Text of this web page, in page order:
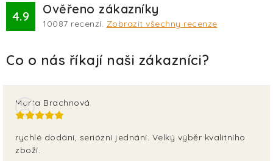
4.9 Ověřeno zákazníky
10087 recenzí. Zobrazit všechny recenze
Marta Brachnová
rychlé dodání, seriózní jednání. Velký výběr kvalitního
zboží.